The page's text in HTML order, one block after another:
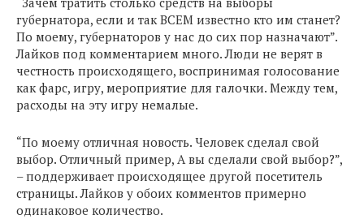
губернатора, если и так ВСЕМ известно кто им станет?
По моему, губернаторов у нас до сих пор назначают”.
Лайков под комментарием много. Люди не верят в
честность происходящего, воспринимая голосование
как фарс, игру, мероприятие для галочки. Между тем,
расходы на эту игру немалые.
“По моему отличная новость. Человек сделал свой
выбор. Отличный пример, А вы сделали свой выбор?”,
– поддерживает происходящее другой посетитель
страницы. Лайков у обоих комментов примерно
одинаковое количество.